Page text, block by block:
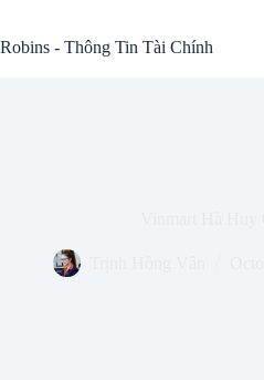
content
Robins - Thông Tin Tài Chính